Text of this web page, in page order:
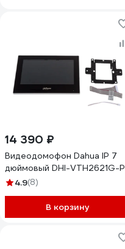
14 390 ₽
Видеодомофон Dahua IP 7
дюймовый DHI-VTH2621G-P
4.9(8)
В корзину